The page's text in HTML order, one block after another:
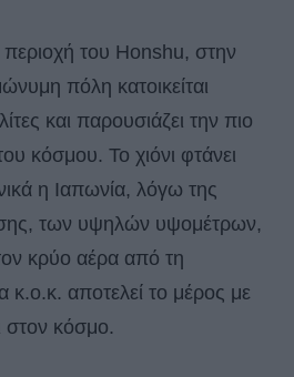
περιοχή του Honshu, στην
πόλη κατοικείται
και παρουσιάζει την πιο
κόσμου. Το χιόνι φτάνει
η Ιαπωνία, λόγω της
των υψηλών υψομέτρων,
κρύο αέρα από τη
κ.ο.κ. αποτελεί το μέρος με
στον κόσμο.